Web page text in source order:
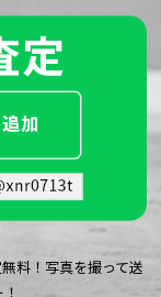
料！写真を撮って送